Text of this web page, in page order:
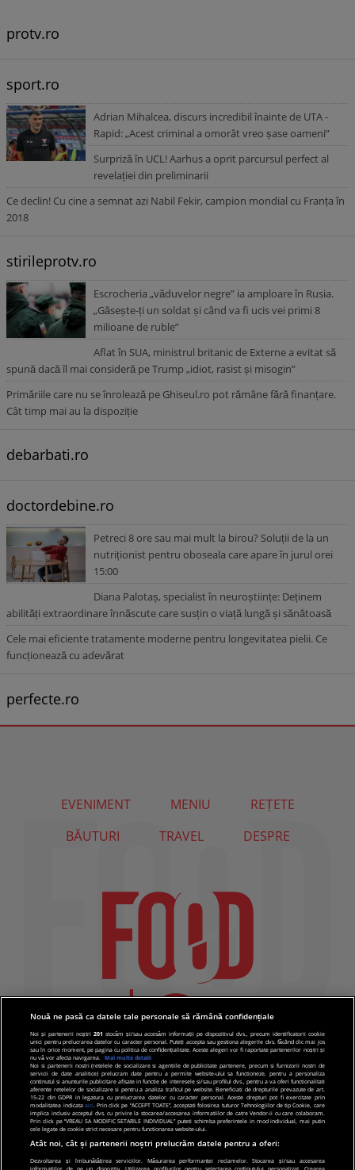
protv.ro
sport.ro
Adrian Mihalcea, discurs incredibil înainte de UTA -
Rapid: „Acest criminal a omorât vreo șase oameni”
Surpriză în UCL! Aarhus a oprit parcursul perfect al
revelației din preliminarii
Ce declin! Cu cine a semnat azi Nabil Fekir, campion mondial cu Franța în
2018
stirileprotv.ro
Escrocheria „văduvelor negre” ia amploare în Rusia.
Găsește-ți un soldat și când va fi ucis vei primi 8
milioane de ruble”
Aflat în SUA, ministrul britanic de Externe a evitat să
spună dacă îl mai consideră pe Trump „idiot, rasist și misogin”
Primăriile care nu se înrolează pe Ghiseul.ro pot rămâne fără finanțare.
Cât timp mai au la dispoziție
debarbati.ro
doctordebine.ro
Petreci 8 ore sau mai mult la birou? Soluții de la un
nutriționist pentru oboseala care apare în jurul orei
15:00
Diana Palotaș, specialist în neuroștiințe: Deținem
abilități extraordinare înnăscute care susțin o viață lungă și sănătoasă
Cele mai eficiente tratamente moderne pentru longevitatea pielii. Ce
funcționează cu adevărat
perfecte.ro
EVENIMENT MENIU
REȚETE
BĂUTURI
TRAVEL DESPRE
Nouă ne pasă ca datele tale personale să rămână confidențiale
Noi și partenerii noștri201 stocăm și/sau accesăm informații pe dispozitivul dvs., precum identificatorii cookie
unici pentru prelucrarea datelor cu caracter personal. Puteți accepta sau gestiona alegerile dvs. făcând clic mai jos
sau în orice moment, pe pagina cu politica de confidențialitate. Aceste alegeri vor fi raportate partenerilor noștri și
nu vă vor afecta navigarea.
Mai multe detalii
Noi si partenerii nostri (retelele de socializare si agentiile de publicitate partenere, precum si furnizorii nostri de
servicii de date analitice) prelucram date pentru a permite website-ului sa functioneze, pentru a personaliza
continutul si anunturile publicitare afisate in functie de interesele si/sau profilul dvs., pentru a va oferi functionalitati
aferente retelelor de socializare si pentru a analiza traficul pe website. Beneficiati de drepturile prevazute de art.
15-22 din GDPR in legatura cu prelucrarea datelor cu caracter personal. Aceste drepturi pot fi exercitate prin
modalitatea indicata aici. Prin click pe “ACCEPT TOATE”, acceptati folosirea tuturor Tehnologiilor de tip Cookie, care
implica inclusiv acceptul dvs. cu privire la stocarea/accesarea informatiilor de catre Vendor-ii cu care colaboram.
Prin click pe “VREAU SA MODIFIC SETARILE INDIVIDUAL” puteti schimba preferintele in mod individual, mai putin
cele legate de cookie strict necesare pentru functionarea website-ului.
Atât noi, cât și partenerii noștri prelucrăm datele pentru a oferi:
Dezvoltarea și îmbunătățirea serviciilor. Măsurarea performanței reclamelor. Stocarea și/sau accesarea
informațiilor de pe un dispozitiv. Utilizarea profilurilor pentru selectarea conținutului personalizat. Crearea